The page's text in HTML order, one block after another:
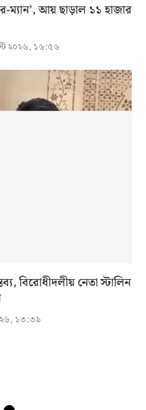
ম্যান’, আয় ছাড়াল ১১ হাজার
২০২৬, ১৬:৫৬
বিরোধীদলীয় নেতা স্টালিন
১৩:৩৯